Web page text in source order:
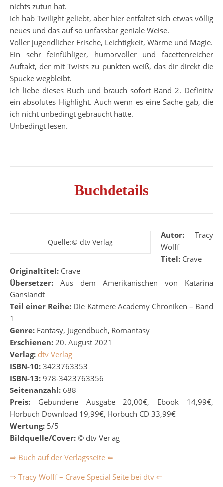
nichts zutun hat.
Ich hab Twilight geliebt, aber hier entfaltet sich etwas völlig
neues und das auf so unfassbar geniale Weise.
Voller jugendlicher Frische, Leichtigkeit, Wärme und Magie.
Ein sehr feinfühliger, humorvoller und facettenreicher
Auftakt, der mit Twists zu punkten weiß, das dir direkt die
Spucke wegbleibt.
Ich liebe dieses Buch und brauch sofort Band 2. Definitiv
ein absolutes Highlight. Auch wenn es eine Sache gab, die
ich nicht unbedingt gebraucht hätte.
Unbedingt lesen.
Buchdetails
Quelle:© dtv Verlag
Autor: Tracy
Wolff
Titel: Crave
Originaltitel: Crave
Übersetzer: Aus dem Amerikanischen von Katarina
Ganslandt
Teil einer Reihe: Die Katmere Academy Chroniken – Band
1
Genre: Fantasy, Jugendbuch, Romantasy
Erschienen: 20. August 2021
Verlag: dtv Verlag
ISBN-10: 3423763353
ISBN-13: 978-3423763356
Seitenanzahl: 688
Preis: Gebundene Ausgabe 20,00€, Ebook 14,99€,
Hörbuch Download 19,99€, Hörbuch CD 33,99€
Wertung: 5/5
Bildquelle/Cover: © dtv Verlag
⇒ Buch auf der Verlagsseite ⇐
⇒ Tracy Wolff – Crave Special Seite bei dtv ⇐